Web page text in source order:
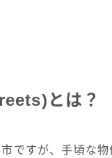
とは？
ですが、手頃な